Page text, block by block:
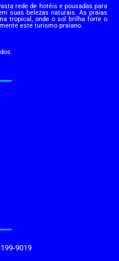
rede de hotéis e pousadas para
suas belezas naturais. As praias
tropical, onde o sol brilha forte o
este turismo praiano.
9019